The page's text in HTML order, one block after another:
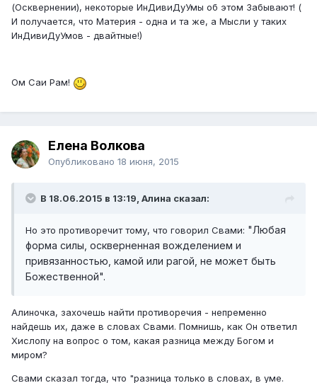
(Осквернении), некоторые ИнДивиДуУмы об этом Забывают! (
И получается, что Материя - одна и та же, а Мысли у таких
ИнДивиДуУмов - двайтные!)
Ом Саи Рам!
Елена Волкова
Опубликовано 18 июня, 2015
В 18.06.2015 в 13:19, Алина сказал:
Но это противоречит тому, что говорил Свами: "Любая
форма силы, оскверненная вожделением и
привязанностью, камой или рагой, не может быть
Божественной".
Алиночка, захочешь найти противоречия - непременно
найдешь их, даже в словах Свами. Помнишь, как Он ответил
Хислопу на вопрос о том, какая разница между Богом и
миром?
Свами сказал тогда, что "разница только в словах, в уме.